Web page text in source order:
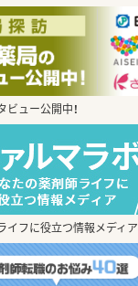
ュー公開中！
イフに役立つ情報メディア